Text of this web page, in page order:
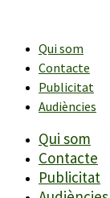
contingutQui som
Contacte
Publicitat
Audiències
Qui som
Contacte
Publicitat